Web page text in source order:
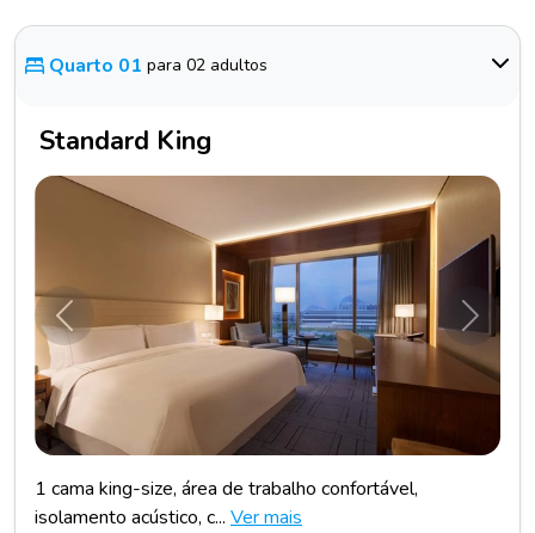
Quarto 01 para 02 adultos
Standard King
Anterior
1 cama king-size, área de trabalho confortável,
isolamento acústico, c... Ver mais